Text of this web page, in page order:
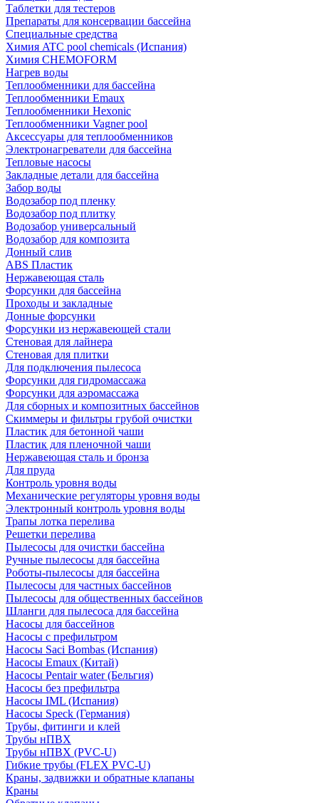
Таблетки для тестеров
Препараты для консервации бассейна
Специальные средства
Химия ATC pool chemicals (Испания)
Химия CHEMOFORM
Нагрев воды
Теплообменники для бассейна
Теплообменники Emaux
Теплообменники Hexonic
Теплообменники Vagner pool
Аксессуары для теплообменников
Электронагреватели для бассейна
Тепловые насосы
Закладные детали для бассейна
Забор воды
Водозабор под пленку
Водозабор под плитку
Водозабор универсальный
Водозабор для композита
Донный слив
ABS Пластик
Нержавеющая сталь
Форсунки для бассейна
Проходы и закладные
Донные форсунки
Форсунки из нержавеющей стали
Стеновая для лайнера
Стеновая для плитки
Для подключения пылесоса
Форсунки для гидромассажа
Форсунки для аэромассажа
Для сборных и композитных бассейнов
Скиммеры и фильтры грубой очистки
Пластик для бетонной чаши
Пластик для пленочной чаши
Нержавеющая сталь и бронза
Для пруда
Контроль уровня воды
Механические регуляторы уровня воды
Электронный контроль уровня воды
Трапы лотка перелива
Решетки перелива
Пылесосы для очистки бассейна
Ручные пылесосы для бассейна
Роботы-пылесосы для бассейна
Пылесосы для частных бассейнов
Пылесосы для общественных бассейнов
Шланги для пылесоса для бассейна
Насосы для бассейнов
Насосы с префильтром
Насосы Saci Bombas (Испания)
Насосы Emaux (Китай)
Насосы Pentair water (Бельгия)
Насосы без префильтра
Насосы IML (Испания)
Насосы Speck (Германия)
Трубы, фитинги и клей
Трубы нПВХ
Трубы нПВХ (PVC-U)
Гибкие трубы (FLEX PVC-U)
Краны, задвижки и обратные клапаны
Краны